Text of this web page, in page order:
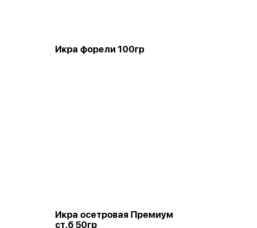
Икра форели 100гр
Икра осетровая Премиум
ст.б 50гр